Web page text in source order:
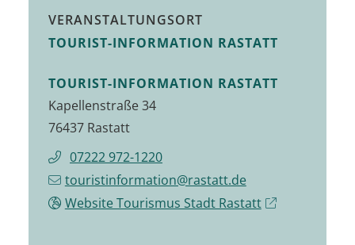
VERANSTALTUNGSORT
TOURIST-INFORMATION RASTATT
TOURIST-INFORMATION RASTATT
Kapellenstraße 34
76437 Rastatt
07222 972-1220
touristinformation@rastatt.de
Website Tourismus Stadt Rastatt